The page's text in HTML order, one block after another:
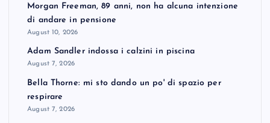
Morgan Freeman, 89 anni, non ha alcuna intenzione
di andare in pensione
August 10, 2026
Adam Sandler indossa i calzini in piscina
August 7, 2026
Bella Thorne: mi sto dando un po' di spazio per
respirare
August 7, 2026